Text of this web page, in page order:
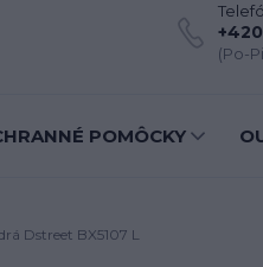
(Po-
POMÔCKY
Dstreet BX5107 L